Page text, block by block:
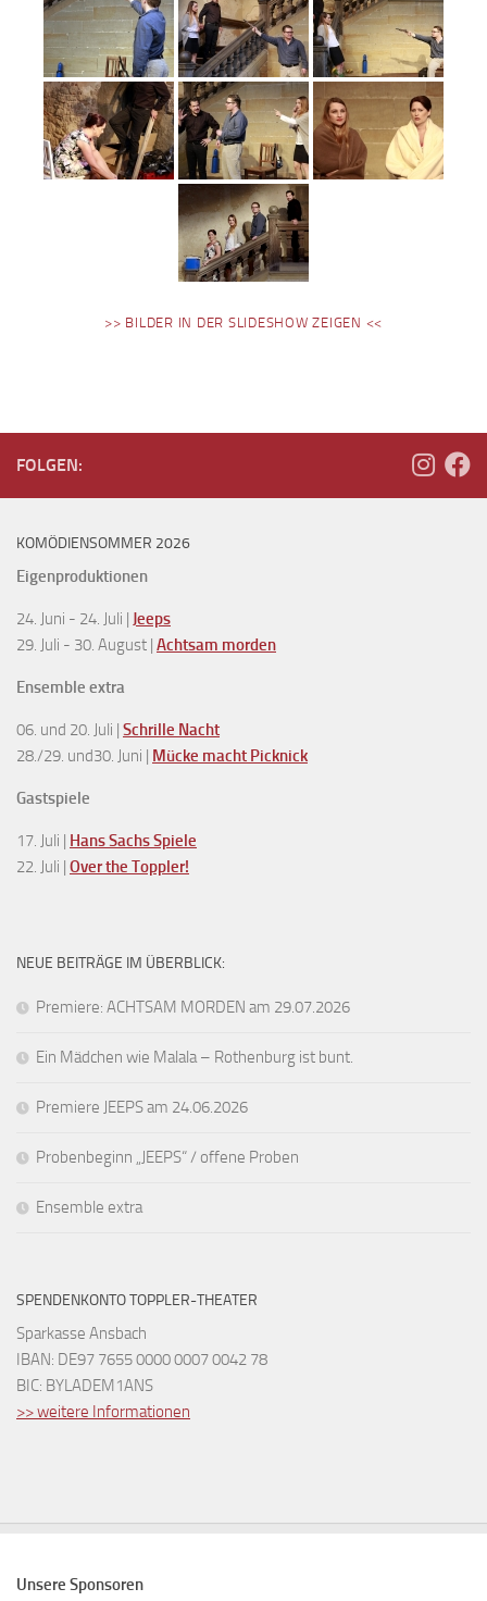
>> BILDER IN DER SLIDESHOW ZEIGEN <<
FOLGEN:
KOMÖDIENSOMMER 2026
Eigenproduktionen
24. Juni - 24. Juli | Jeeps
29. Juli - 30. August | Achtsam morden
Ensemble extra
06. und 20. Juli | Schrille Nacht
28./29. und30. Juni | Mücke macht Picknick
Gastspiele
17. Juli | Hans Sachs Spiele
22. Juli | Over the Toppler!
NEUE BEITRÄGE IM ÜBERBLICK:
Premiere: ACHTSAM MORDEN am 29.07.2026
Ein Mädchen wie Malala – Rothenburg ist bunt.
Premiere JEEPS am 24.06.2026
Probenbeginn „JEEPS“ / offene Proben
Ensemble extra
SPENDENKONTO TOPPLER-THEATER
Sparkasse Ansbach
IBAN: DE97 7655 0000 0007 0042 78
BIC: BYLADEM1ANS
>> weitere Informationen
Unsere Sponsoren